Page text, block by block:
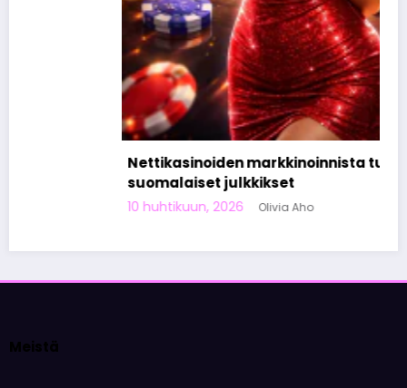
Nettikasinoiden markkinoinnista tunnetut
suomalaiset julkkikset
10 huhtikuun, 2026 Olivia Aho
Meistä